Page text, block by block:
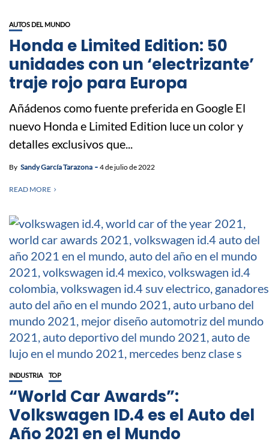
AUTOS DEL MUNDO
Honda e Limited Edition: 50
unidades con un ‘electrizante’
traje rojo para Europa
Añádenos como fuente preferida en Google El
nuevo Honda e Limited Edition luce un color y
detalles exclusivos que...
By Sandy García Tarazona 4 de julio de 2022
READ MORE
INDUSTRIA TOP
“World Car Awards”:
Volkswagen ID.4 es el Auto del
Año 2021 en el Mundo